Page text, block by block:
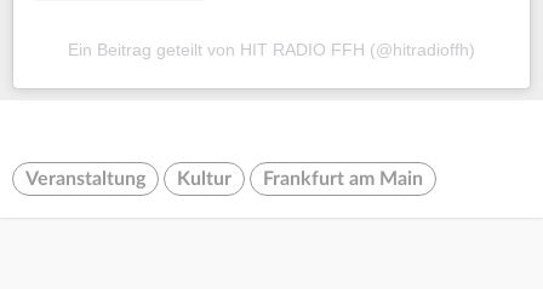
Ein Beitrag geteilt von HIT RADIO FFH (@hitradioffh)
Veranstaltung Kultur Frankfurt am Main